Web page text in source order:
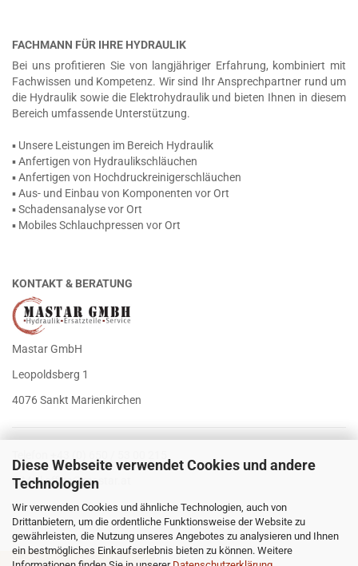
Diese Webseite verwendet Cookies und andere
Technologien
Wir verwenden Cookies und ähnliche Technologien, auch von
Drittanbietern, um die ordentliche Funktionsweise der Website zu
gewährleisten, die Nutzung unseres Angebotes zu analysieren und Ihnen
ein bestmögliches Einkaufserlebnis bieten zu können. Weitere
FACHMANN FÜR IHRE HYDRAULIK
Bei uns profitieren Sie von langjähriger Erfahrung, kombiniert mit
Fachwissen und Kompetenz. Wir sind Ihr Ansprechpartner rund um
die Hydraulik sowie die Elektrohydraulik und bieten Ihnen in diesem
Bereich umfassende Unterstützung.
▪ Unsere Leistungen im Bereich Hydraulik
▪ Anfertigen von Hydraulikschläuchen
▪ Anfertigen von Hochdruckreinigerschläuchen
▪ Aus- und Einbau von Komponenten vor Ort
▪ Schadensanalyse vor Ort
▪ Mobiles Schlauchpressen vor Ort
KONTAKT & BERATUNG
Mastar GmbH
Leopoldsberg 1
4076 Sankt Marienkirchen
E-Mailoffice@mastar.at